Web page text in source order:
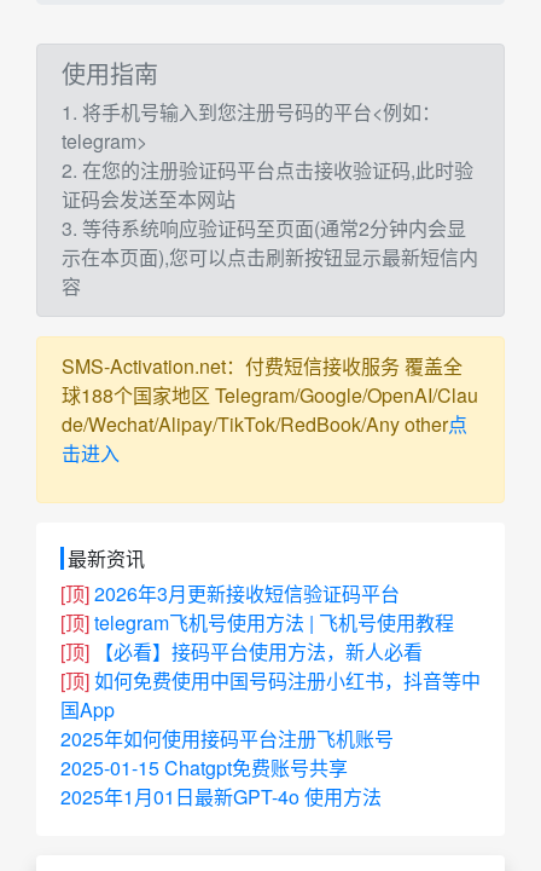
使用指南
1. 将手机号输入到您注册号码的平台<例如：
telegram>
2. 在您的注册验证码平台点击接收验证码,此时验
证码会发送至本网站
3. 等待系统响应验证码至页面(通常2分钟内会显
示在本页面),您可以点击刷新按钮显示最新短信内
容
SMS-Activation.net：付费短信接收服务 覆盖全
球188个国家地区 Telegram/Google/OpenAI/Clau
de/Wechat/Alipay/TikTok/RedBook/Any other点
击进入
最新资讯
[顶]2026年3月更新接收短信验证码平台
[顶]telegram飞机号使用方法 | 飞机号使用教程
[顶]
【必看】接码平台使用方法，新人必看
[顶]如何免费使用中国号码注册小红书，抖音等中
国App
2025年如何使用接码平台注册飞机账号
2025-01-15 Chatgpt免费账号共享
2025年1月01日最新GPT-4o 使用方法